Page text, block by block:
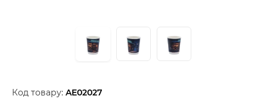
Код товару: AE02027